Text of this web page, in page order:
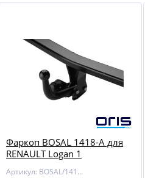
Фаркоп BOSAL 1418-A для
RENAULT Logan 1
Артикул: BOSAL/1418-A